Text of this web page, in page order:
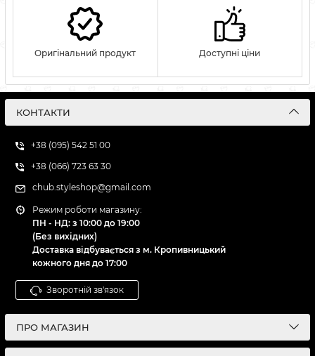
Оригінальний продукт Доступні ціни
КОНТАКТИ
+38 (095) 542 51 00
+38 (066) 723 63 30
chub.styleshop@gmail.com
Режим роботи магазину:
ПН - НД: з 10:00 до 19:00
(Без вихідних)
Доставка відбувається з м. Кропивницький
кожного дня до 17:00
Зворотній зв'язок
ПРО МАГАЗИН